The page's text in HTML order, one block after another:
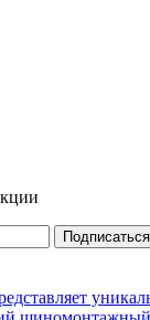
Подписаться